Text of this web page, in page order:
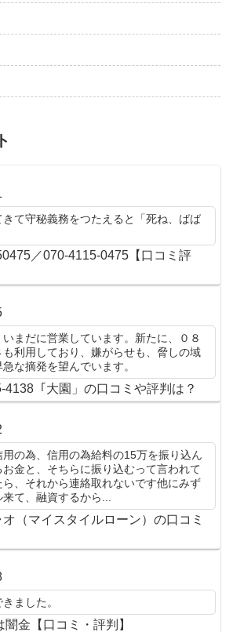
て守秘義務をつたえると「死ね、ばば
／070-4115-0475【口コミ評
まだに営業しています。新たに、０８
も利用しており、嫌がらせも、脅しの域
な摘発を望んでいます。
4138「大園」の口コミや評判は？
の為、信用の為給料の15万を振り込ん
金と、そちらに振り込むって言われて
、それから連絡取れないです他にみず
て、融資するから...
（マイスタイルローン）の口コミ
ました。
金【口コミ・評判】